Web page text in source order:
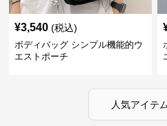
¥3,540 (税込)
ボディバッグ シンプル機能的ウ
エストポーチ
人気アイテ